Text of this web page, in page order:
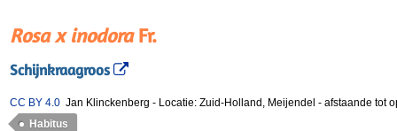
Rosa x inodoraFr.
Schijnkraagroos
CC BY 4.0 Jan Klinckenberg - Locatie: Zuid-Holland, Meijendel - afstaande tot
Habitus